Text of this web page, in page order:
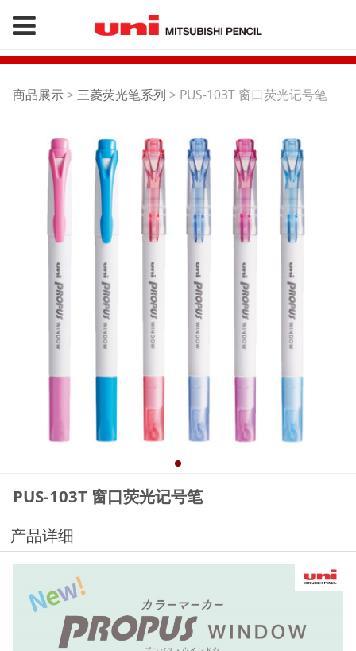
PUS-103T 窗口荧光记
号笔
商品展示> 三菱荧光笔系列 > PUS-103T 窗口荧光记号笔
PUS-103T 窗口荧光记号笔
产品详细